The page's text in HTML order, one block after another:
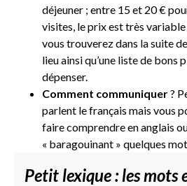
déjeuner ; entre 15 et 20 €
visites, le prix est très variable
vous trouverez dans la suite
lieu ainsi qu’une liste de bons
dépenser.
Comment communiquer?
parlent le français mais vous
faire comprendre en anglais
« baragouinant » quelques
Petit lexique : les mots